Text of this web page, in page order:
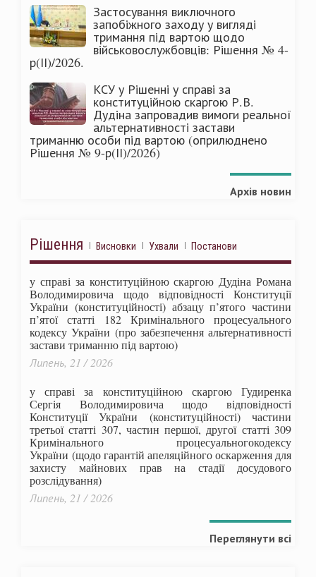
Застосування виключного
запобіжного заходу у вигляді
тримання під вартою щодо
військовослужбовців: Рішення № 4-
р(ІІ)/2026.
КСУ у Рішенні у справі за
конституційною скаргою Р.В.
Дудіна запровадив вимоги реальної
альтернативності застави
триманню особи під вартою (оприлюднено
Рішення № 9-р(ІІ)/2026)
Архів новин
Рішення Висновки Ухвали Постанови
у справі за конституційною скаргою Дудіна Романа
Володимировича щодо відповідності Конституції
України (конституційності) абзацу п’ятого частини
п’ятої статті 182 Кримінального процесуального
кодексу України (про забезпечення альтернативності
застави триманню під вартою)
Липень, 21 / 2026
у справі за конституційною скаргою Гудиренка
Сергія Володимировича щодо відповідності
Конституції України (конституційності) частини
третьої статті 307, частин першої, другої статті 309
Кримінального процесуальногокодексу
України (щодо гарантій апеляційного оскарження для
захисту майнових прав на стадії досудового
розслідування)
Липень, 21 / 2026
Переглянути всі